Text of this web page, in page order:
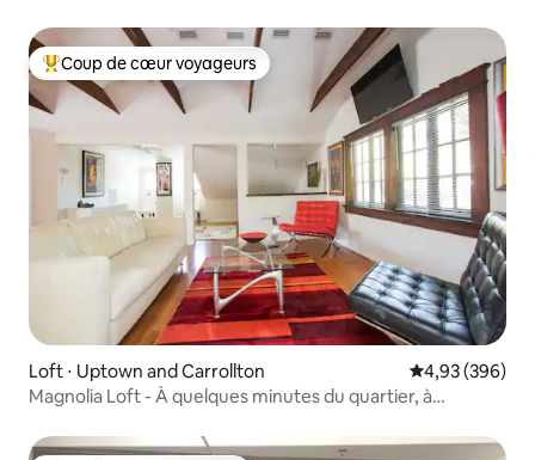
Coups de cœur voyageurs les plus appréciés
Coup de cœur voyageurs
Loft ⋅ Uptown and Carrollton Évaluation
4,93 (396)
Magnolia Loft - À quelques minutes du quartier, à